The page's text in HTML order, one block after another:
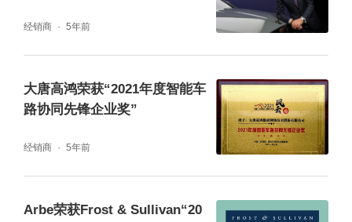
经销商 5年前
大唐高鸿荣获“2021年度智能车
路协同先锋企业奖”
经销商 5年前
Arbe荣获Frost & Sullivan“20